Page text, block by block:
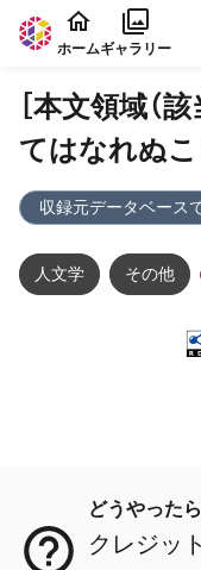
本文に飛ぶ
ホームギャラリー
［本文領域（
てはなれぬ
収録元データベース
人文学 その他
どうやった
クレジッ